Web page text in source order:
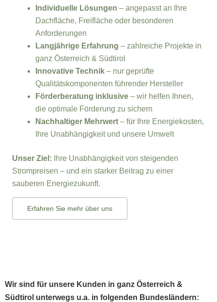
Individuelle Lösungen – angepasst an Ihre
Dachfläche, Freifläche oder besonderen
Anforderungen
Langjährige Erfahrung – zahlreiche Projekte in
ganz Österreich & Südtirol
Innovative Technik – nur geprüfte
Qualitätskomponenten führender Hersteller
Förderberatung inklusive – wir helfen Ihnen,
die optimale Förderung zu sichern
Nachhaltiger Mehrwert – für Ihre Energiekosten,
Ihre Unabhängigkeit und unsere Umwelt
Unser Ziel: Ihre Unabhängigkeit von steigenden
Strompreisen – und ein starker Beitrag zu einer
sauberen Energiezukunft.
Erfahren Sie mehr über uns
Wir sind für unsere Kunden in ganz Österreich &
Südtirol unterwegs u.a. in folgenden Bundesländern: